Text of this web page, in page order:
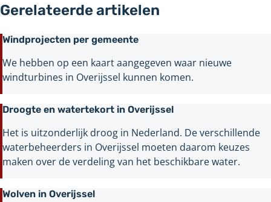
Gerelateerde artikelen
Windprojecten per gemeente
We hebben op een kaart aangegeven waar nieuwe
windturbines in Overijssel kunnen komen.
Droogte en watertekort in Overijssel
Het is uitzonderlijk droog in Nederland. De verschillende
waterbeheerders in Overijssel moeten daarom keuzes
maken over de verdeling van het beschikbare water.
Wolven in Overijssel